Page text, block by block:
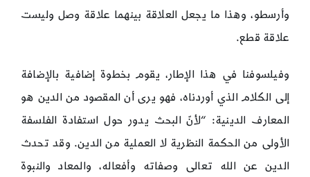
وأرسطو، وهذا ما يجعل العلاقة بينهما علاقة وصل وليست
علاقة قطع.
وفيلسوفنا في هذا الإطار، يقوم بخطوة إضافية بالإضافة
إلى الكلام الذي أوردناه، فهو يرى أن المقصود من الدين هو
المعارف الدينية: “لأنّ البحث يدور حول استفادة الفلسفة
الأولى من الحكمة النظرية لا العملية من الدين. وقد تحدث
الدين عن الله تعالى وصفاته وأفعاله، والمعاد والنبوة